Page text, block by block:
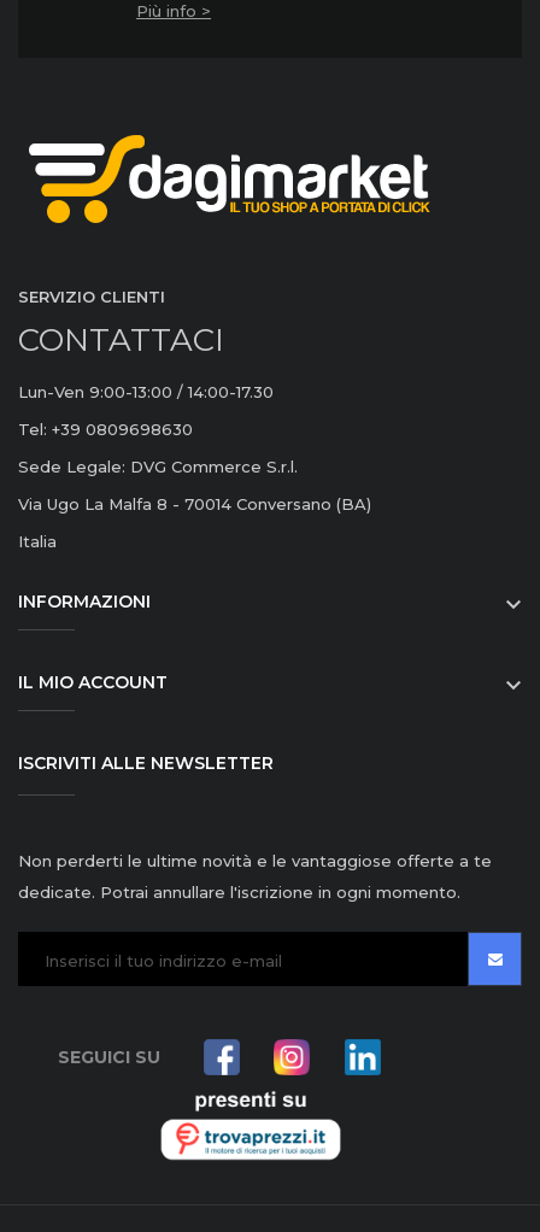
Più info >
SERVIZIO CLIENTI
CONTATTACI
Lun-Ven 9:00-13:00 / 14:00-17.30
Tel: +39 0809698630
Sede Legale: DVG Commerce S.r.l.
Via Ugo La Malfa 8 - 70014 Conversano (BA)
Italia
INFORMAZIONI 
IL MIO ACCOUNT 
ISCRIVITI ALLE NEWSLETTER
Non perderti le ultime novità e le vantaggiose offerte a te
dedicate. Potrai annullare l'iscrizione in ogni momento.
SEGUICI SU